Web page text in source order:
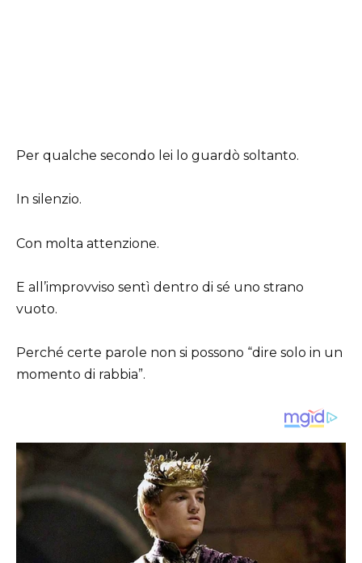
Per qualche secondo lei lo guardò soltanto.
In silenzio.
Con molta attenzione.
E all’improvviso sentì dentro di sé uno strano
vuoto.
Perché certe parole non si possono “dire solo in un
momento di rabbia”.